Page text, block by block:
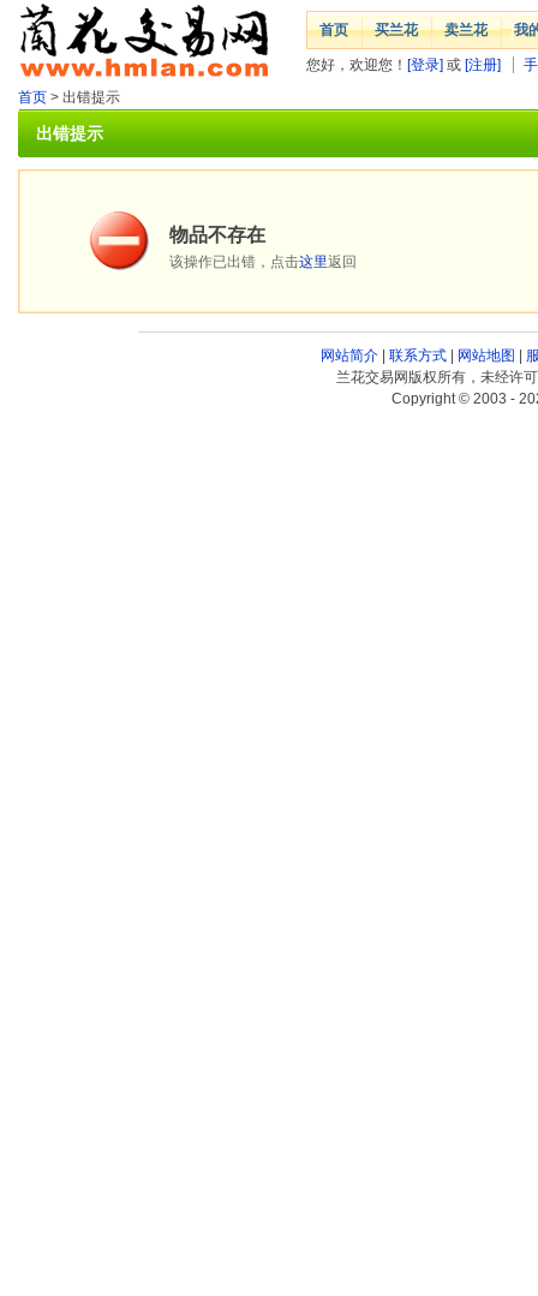
首页 买兰花 卖兰花 我
您好，欢迎您！ [登录] 或 [注册]
首页 > 出错提示
出错提示
物品不存在
该操作已出错，点击这里返回
网站简介| 联系方式| 网站地图
兰花交易网版权所有，未经许
Copyright © 2003 -